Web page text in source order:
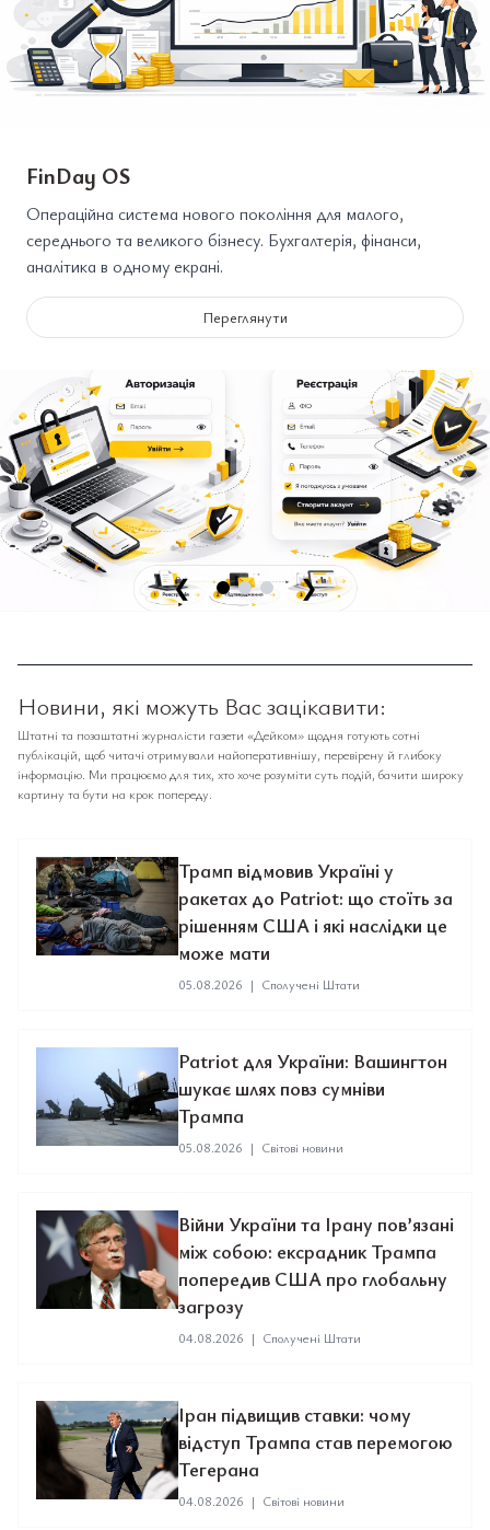
FinDay OS
Операційна система нового покоління для малого,
середнього та великого бізнесу. Бухгалтерія, фінанси,
аналітика в одному екрані.
Переглянути
❮ ❯
Новини, які можуть Вас зацікавити:
Штатні та позаштатні журналісти газети «Дейком» щодня готують сотні
публікацій, щоб читачі отримували найоперативнішу, перевірену й глибоку
інформацію. Ми працюємо для тих, хто хоче розуміти суть подій, бачити широку
картину та бути на крок попереду.
Трамп відмовив Україні у
ракетах до Patriot: що стоїть за
рішенням США і які наслідки це
може мати
05.08.2026 | Сполучені Штати
Patriot для України: Вашингтон
шукає шлях повз сумніви
Трампа
05.08.2026 | Світові новини
Війни України та Ірану пов’язані
між собою: ексрадник Трампа
попередив США про глобальну
загрозу
04.08.2026 | Сполучені Штати
Іран підвищив ставки: чому
відступ Трампа став перемогою
Тегерана
04.08.2026 | Світові новини